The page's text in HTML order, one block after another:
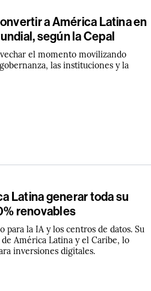
a América Latina en
según la Cepal
el momento movilizando
las instituciones y la
Latina generar toda su
renovables
la IA y los centros de datos. Su
América Latina y el Caribe, lo
inversiones digitales.